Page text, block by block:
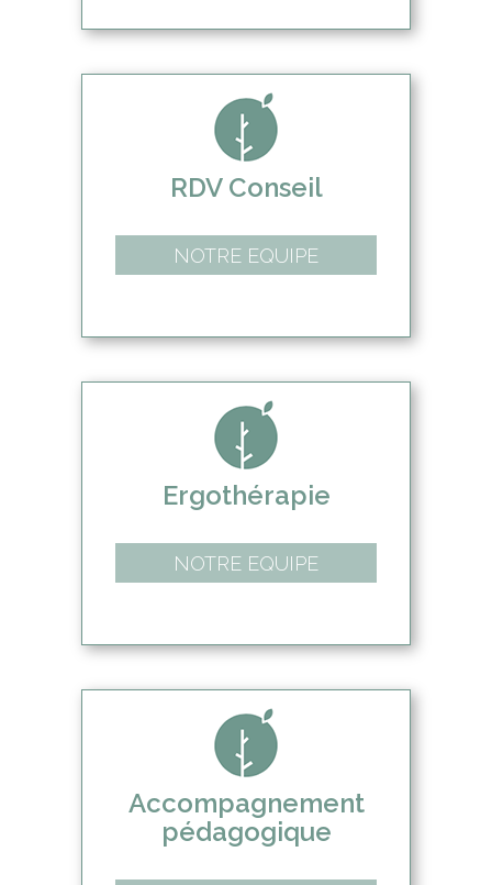
RDV Conseil
NOTRE EQUIPE
Ergothérapie
NOTRE EQUIPE
Accompagnement
pédagogique